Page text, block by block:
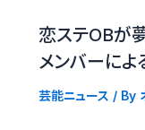
恋ステOBが
メンバーによ
芸能ニュース / By